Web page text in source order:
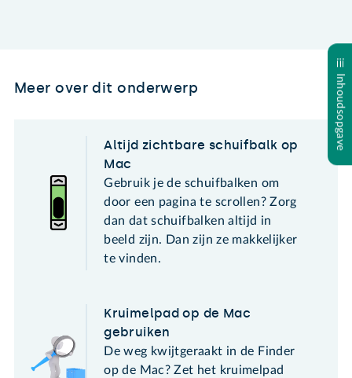
Inhoudsopgave
Meer over dit onderwerp
Altijd zichtbare schuifbalk op
Mac
Gebruik je de schuifbalken om
door een pagina te scrollen? Zorg
dan dat schuifbalken altijd in
beeld zijn. Dan zijn ze makkelijker
te vinden.
Kruimelpad op de Mac
gebruiken
De weg kwijtgeraakt in de Finder
op de Mac? Zet het kruimelpad